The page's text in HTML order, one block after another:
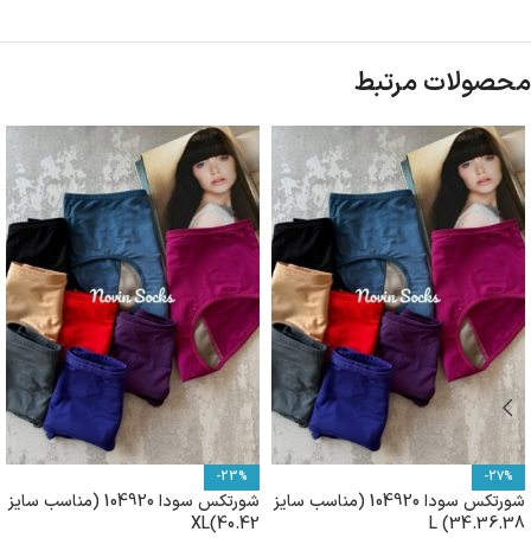
محصولات مرتبط
-27%
شورتکس سودا 104920 (مناسب سایز
34.36.38) L
-23%
شورتکس سودا 104920 (مناسب سایز
40.42)XL